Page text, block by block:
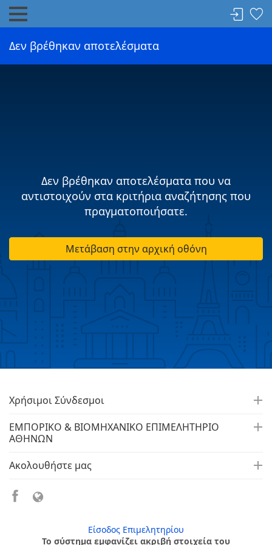
Δεν βρέθηκαν αποτελέσματα
Δεν βρέθηκαν αποτελέσματα που να
αντιστοιχούν στα κριτήρια αναζήτησης που
πραγματοποιήσατε.
Μετάβαση στην αρχική οθόνη
Χρήσιμοι Σύνδεσμοι
ΕΜΠΟΡΙΚΟ & ΒΙΟΜΗΧΑΝΙΚΟ ΕΠΙΜΕΛΗΤΗΡΙΟ
ΑΘΗΝΩΝ
Ακολουθήστε μας
Είσοδος Επιμελητηρίου
Το σύστημα εμφανίζει ακριβή στοιχεία του